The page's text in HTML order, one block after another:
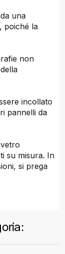
una
poiché la
non
incollato
pannelli da
su misura. In
si prega